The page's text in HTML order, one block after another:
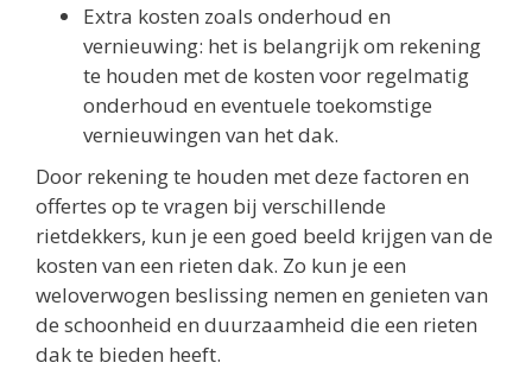
Extra kosten zoals onderhoud en
vernieuwing: het is belangrijk om rekening
te houden met de kosten voor regelmatig
onderhoud en eventuele toekomstige
vernieuwingen van het dak.
Door rekening te houden met deze factoren en
offertes op te vragen bij verschillende
rietdekkers, kun je een goed beeld krijgen van de
kosten van een rieten dak. Zo kun je een
weloverwogen beslissing nemen en genieten van
de schoonheid en duurzaamheid die een rieten
dak te bieden heeft.